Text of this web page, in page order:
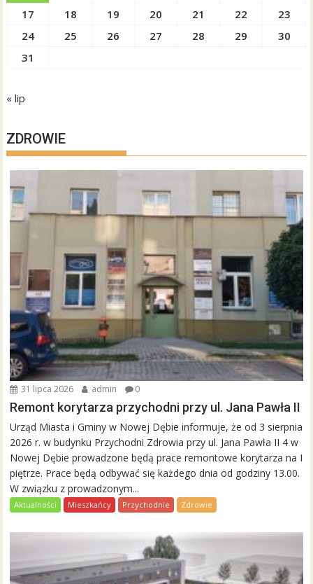
17
18 19 20 21 22
23
24
25 26 27 28 29
30
31
« lip
ZDROWIE
31 lipca 2026 admin 0
Remont korytarza przychodni przy ul. Jana Pawła II
Urząd Miasta i Gminy w Nowej Dębie informuje, że od 3 sierpnia
2026 r. w budynku Przychodni Zdrowia przy ul. Jana Pawła II 4 w
Nowej Dębie prowadzone będą prace remontowe korytarza na I
piętrze. Prace będą odbywać się każdego dnia od godziny 13.00.
W związku z prowadzonym...
Aktualności Mieszkańcy Przychodnie Zdrowie